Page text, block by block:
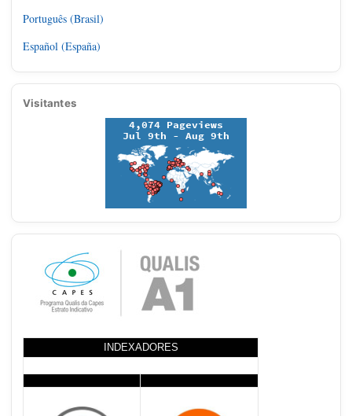
Português (Brasil)
Español (España)
Visitantes
INDEXADORES